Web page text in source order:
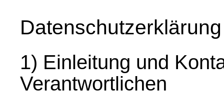
Datenschutzerklärung
1) Einleitung und
Verantwortlichen